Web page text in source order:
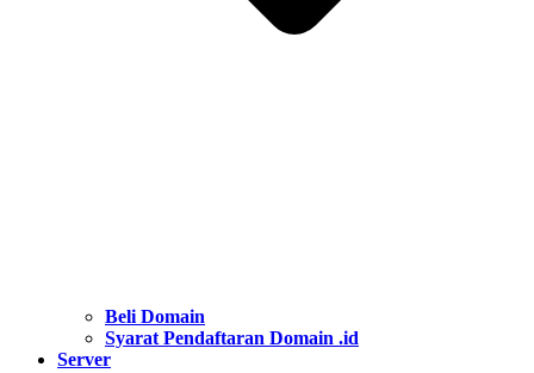
Beli Domain
Syarat Pendaftaran Domain .id
Server